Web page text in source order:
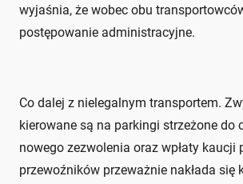
wyjaśnia, że wobec obu
postępowanie administracyjne.
Co dalej z nielegalnym transportem.
kierowane są na parkingi strzeżone do
nowego zezwolenia oraz wpłaty kaucji
przewoźników przeważnie nakłada się